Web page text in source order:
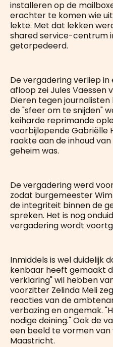
installeren op de
erachter te komen wie
lekte. Met dat lekken
shared service-centrum
getorpedeerd.
De vergadering verliep
afloop zei Jules Vaessen
Dieren tegen
de "sfeer om te snijden"
keiharde reprimande
voorbijlopende Gabriëlle
raakte aan de inhoud
geheim was.
De vergadering werd
zodat burgemeester
de integriteit binnen de
spreken. Het is nog
vergadering wordt
Inmiddels is wel duidelijk
kenbaar heeft gemaakt
verklaring" wil hebben
voorzitter Zelinda Meli
reacties van de
verbazing en ongemak.
nodige deining." Ook de
een beeld te vormen van
Maastricht.